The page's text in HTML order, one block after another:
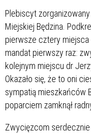
Plebiscyt
Miejskiej Będzina.
pierwsze cztery miejsca
mandat pierwszy raz:
kolejnym miejscu dr
Okazało się, że to oni
sympatią mieszkańców
poparciem zamknął
Zwycięzcom serdecznie